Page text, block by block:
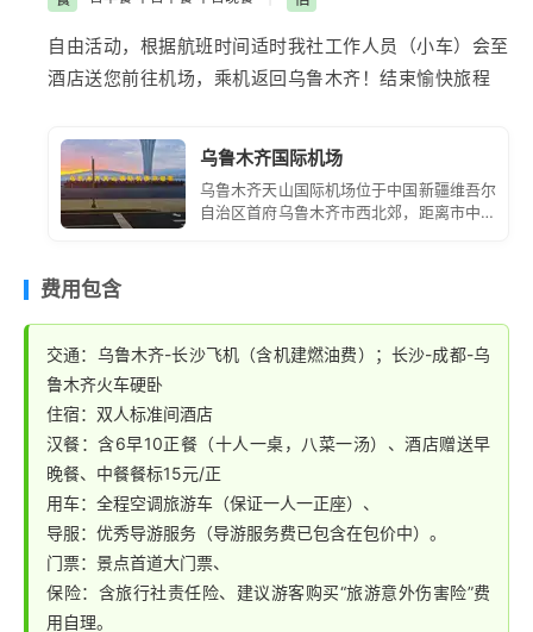
等七个展馆组成，仰千年大佛，赏古蜀嘉州，这是四川旅
游的又一张金名片。
作休息；
7，前往峨眉半山观看川剧变脸晚会（220-280/人费用
需自理，活动约1.5小时）；
合，采用音舞诗画的艺术形式，向中外游客展示了一幅幅
有浓郁乡土特色的技艺表演中，品味四川独特的民俗风
情，于静逸中再现峨眉山水的秀美绝伦，于淡雅中享受旅
游文化带来的乐趣！
8，返回酒店自由活动至次日出发。
指定入住：峨眉半山飞音阁宾馆（双人标准间、独立卫生
间、24小时热水、空调、电视、公共区域覆盖WIFI，免
费洗漱用品）（峨眉山飞音阁宾馆位于峨眉山万年寺景区
停车场，峨眉山植物园内，万年寺索道正对面，地理位置
优越，环境雅致）。
约1小时）。参观金殿、银殿、铜殿。在全世界最大的礼
佛广场朝拜48米高的10方普贤。的在舍身崖俯瞰川西平
原的优美风光，领阅一览众多山小风光无限好的意境，充
3，景区内午餐（优质团队餐），并稍作休息；
4，继续游览峨眉半山部分，下山；乘观光车前往峨眉山
半山，景区配套提供另付费索道或步行至开山第一大寺庙
观峨眉山镇山之宝---62吨的普贤神相和全国仅有的两座
山自然景观最精华的地方—清音阁，聆听峨眉山十大自然
景观之首“双桥清音”的如诗水声。穿越一线天，经过
江栈道。来到全国最大的野生自然生态猴区---
野生猴区】 。与峨眉山的灵猴一同嬉戏后下山；
结束全部行程、集合乘车返回成都，结束全部行程；
自由活动，根据航班时间适时我社工作人员（小车）会至
酒店送您前往机场，乘机返回乌鲁木齐 ！结束愉快旅程
乌鲁木齐国际机场
乌鲁木齐天山国际机场位于中国新疆维吾尔
自治区首府乌鲁木齐市西北郊，距离市中心
费用包含
交通：乌鲁木齐-长沙飞机（含机建燃油费）；长沙-成都-乌
鲁木齐火车硬卧
住宿：双人标准间酒店
汉餐：含6早10正餐（十人一桌，八菜一汤）、酒店赠送早
晚餐、中餐餐标15元/正
用车：全程空调旅游车（保证一人一正座）、
导服：优秀导游服务（导游服务费已包含在包价中）。
门票：景点首道大门票、
保险：含旅行社责任险、建议游客购买“旅游意外伤害险”费
用自理。